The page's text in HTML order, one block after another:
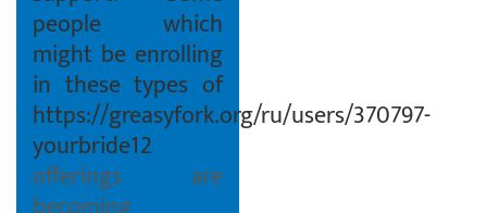
people which
might be enrolling
in these types of
https://greasyfork.org/ru/users/370797-
yourbride12
offerings are